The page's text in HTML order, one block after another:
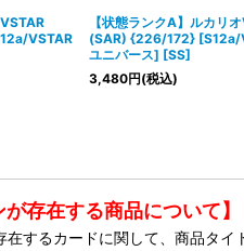
VSTAR
【状態ランクA】ルカリ
(SAR) {226/172} [S12a/
ユニバース] [SS]
3,480円(税込)
が存在する商品について】
するカードに関して、商品タイ